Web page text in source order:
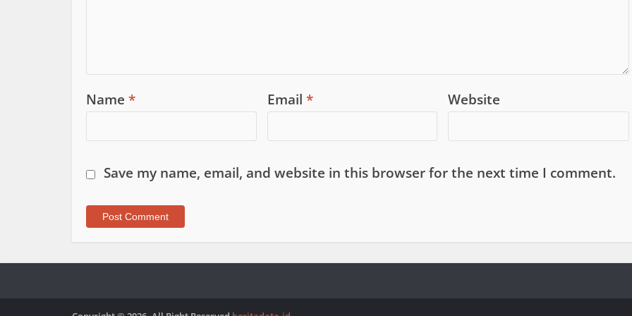
Name * Email * Website
Save my name, email, and website in this browser for the next time I comment.